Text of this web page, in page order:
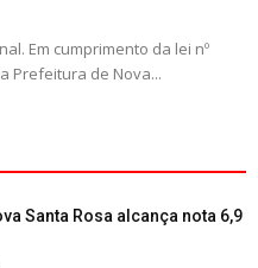
Em cumprimento da lei nº
Prefeitura de Nova...
Santa Rosa alcança nota 6,9